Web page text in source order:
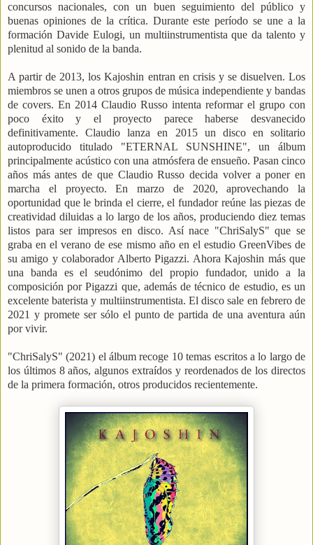
concursos nacionales, con un buen seguimiento del público y
buenas opiniones de la crítica. Durante este período se une a la
formación Davide Eulogi, un multiinstrumentista que da talento y
plenitud al sonido de la banda.
A partir de 2013, los Kajoshin entran en crisis y se disuelven. Los
miembros se unen a otros grupos de música independiente y bandas
de covers. En 2014 Claudio Russo intenta reformar el grupo con
poco éxito y el proyecto parece haberse desvanecido
definitivamente. Claudio lanza en 2015 un disco en solitario
autoproducido titulado "ETERNAL SUNSHINE", un álbum
principalmente acústico con una atmósfera de ensueño. Pasan cinco
años más antes de que Claudio Russo decida volver a poner en
marcha el proyecto. En marzo de 2020, aprovechando la
oportunidad que le brinda el cierre, el fundador reúne las piezas de
creatividad diluidas a lo largo de los años, produciendo diez temas
listos para ser impresos en disco. Así nace "ChriSalyS" que se
graba en el verano de ese mismo año en el estudio GreenVibes de
su amigo y colaborador Alberto Pigazzi. Ahora Kajoshin más que
una banda es el seudónimo del propio fundador, unido a la
composición por Pigazzi que, además de técnico de estudio, es un
excelente baterista y multiinstrumentista. El disco sale en febrero de
2021 y promete ser sólo el punto de partida de una aventura aún
por vivir.
"ChriSalyS" (2021) el álbum recoge 10 temas escritos a lo largo de
los últimos 8 años, algunos extraídos y reordenados de los directos
de la primera formación, otros producidos recientemente.